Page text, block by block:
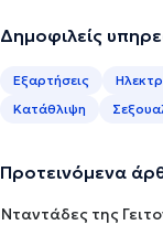
Δημοφιλείς
Εξαρτήσεις
Κατάθλιψη
Προτεινόμενα
Νταντάδες της